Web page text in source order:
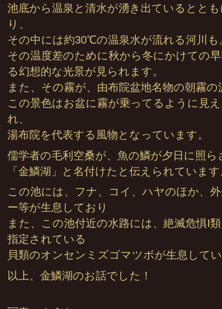
池底から温泉と清水が湧き出ているとと
り、
その中には約30℃の温泉水が流れる河川も
その温度差のために秋から冬にかけての
る幻想的な光景が見られます。
また、その霧が、由布院盆地名物の朝霧
この景色はお盆に霧が乗ってるように見
れ、
湯布院を代表する風物となっています。
儒学者の毛利空桑が、魚の鱗が夕日に照
「金鱗湖」と名付けたと伝えられていま
この池には、フナ、コイ、ハヤのほか、
ー等が生息しており
また、この池付近の水路には、絶滅危惧I
指定されている
貝類のオンセンミズゴマツボが生息して
以上、金鱗湖のお話でした！